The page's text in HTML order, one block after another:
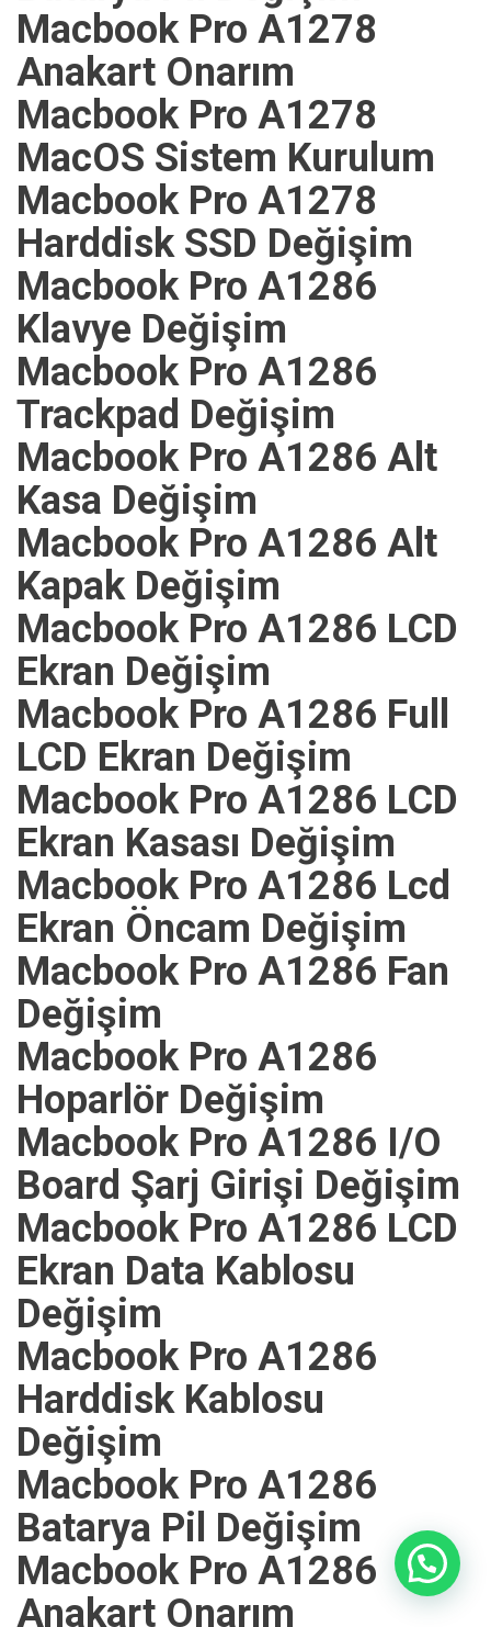
Macbook Pro A1278
Anakart Onarım
Macbook Pro A1278
MacOS Sistem Kurulum
Macbook Pro A1278
Harddisk SSD Değişim
Macbook Pro A1286
Klavye Değişim
Macbook Pro A1286
Trackpad Değişim
Macbook Pro A1286 Alt
Kasa Değişim
Macbook Pro A1286 Alt
Kapak Değişim
Macbook Pro A1286 LCD
Ekran Değişim
Macbook Pro A1286 Full
LCD Ekran Değişim
Macbook Pro A1286 LCD
Ekran Kasası Değişim
Macbook Pro A1286 Lcd
Ekran Öncam Değişim
Macbook Pro A1286 Fan
Değişim
Macbook Pro A1286
Hoparlör Değişim
Macbook Pro A1286 I/O
Board Şarj Girişi Değişim
Macbook Pro A1286 LCD
Ekran Data Kablosu
Değişim
Macbook Pro A1286
Harddisk Kablosu
Değişim
Macbook Pro A1286
Batarya Pil Değişim
Macbook Pro A1286
Anakart Onarım